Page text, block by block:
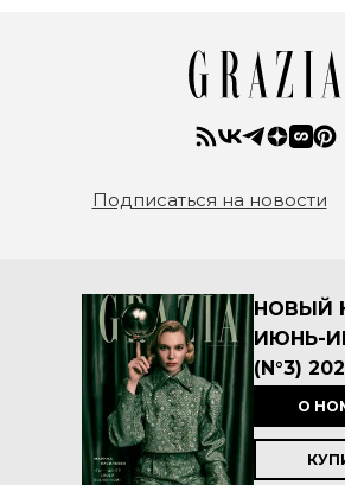
Подписаться на новости
НОВЫЙ
ИЮНЬ-
(N°3)
О